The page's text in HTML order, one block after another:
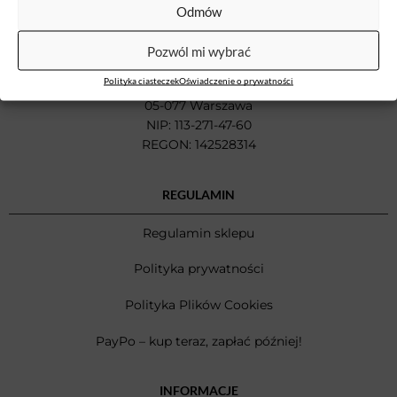
Odmów
Pozwól mi wybrać
Polityka ciasteczekOświadczenie o prywatności
DANE FIRMY
Betlobag Adam Betlewski
ul. Trakt Brzeski 35
05-077 Warszawa
NIP: 113-271-47-60
REGON: 142528314
REGULAMIN
Regulamin sklepu
Polityka prywatności
Polityka Plików Cookies
PayPo – kup teraz, zapłać później!
INFORMACJE